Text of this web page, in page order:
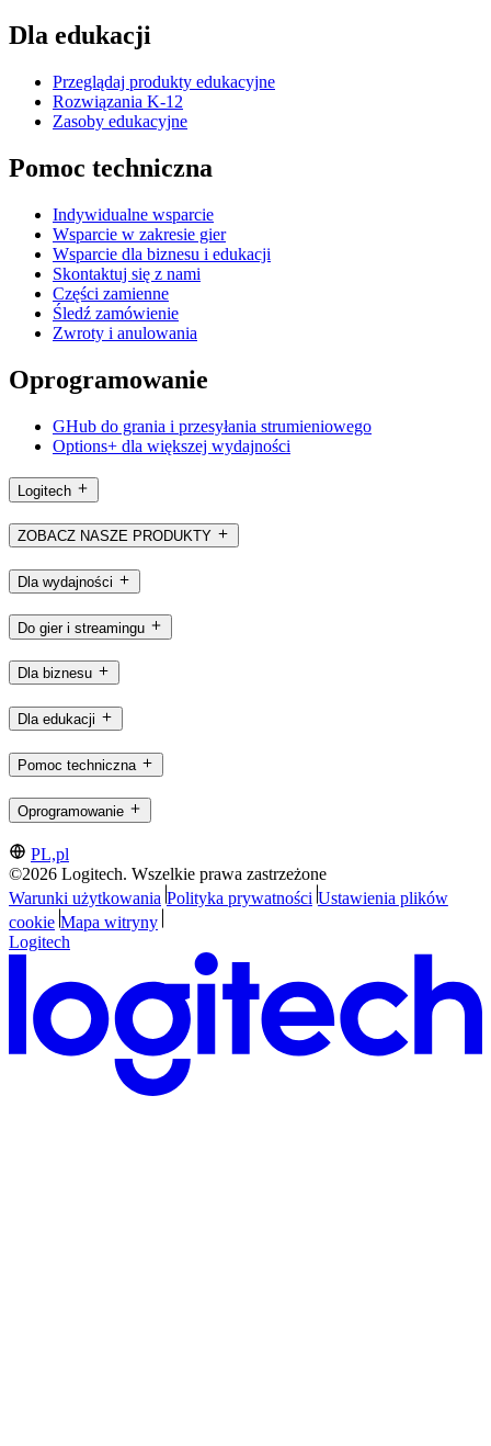
Dla edukacji
Przeglądaj produkty edukacyjne
Rozwiązania K-12
Zasoby edukacyjne
Pomoc techniczna
Indywidualne wsparcie
Wsparcie w zakresie gier
Wsparcie dla biznesu i edukacji
Skontaktuj się z nami
Części zamienne
Śledź zamówienie
Zwroty i anulowania
Oprogramowanie
GHub do grania i przesyłania strumieniowego
Options+ dla większej wydajności
Logitech
ZOBACZ NASZE PRODUKTY
Dla wydajności
Do gier i streamingu
Dla biznesu
Dla edukacji
Pomoc techniczna
Oprogramowanie
PL,pl
©2026 Logitech. Wszelkie prawa zastrzeżone
Warunki użytkowania Polityka prywatności Ustawienia plików
cookie Mapa witryny
Logitech